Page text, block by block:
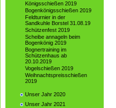
Königsschießen 2019
Bogenkönigsschießen 2019
Feldturnier in der
Sandkuhle Borstel 31.08.19
Schützenfest 2019
Scheibe annageln beim
Bogenkönig 2019
Bognertraining im
Schützenhaus ab
20.10.2019
Vogelschießen 2019
Weihnachtspreisschießen
2019
Unser Jahr 2020
Unser Jahr 2021